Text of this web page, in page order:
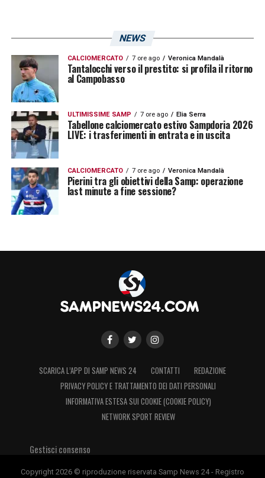
NEWS
CALCIOMERCATO 7 ore ago Veronica Mandalà
Tantalocchi verso il prestito: si profila il ritorno
al Campobasso
ULTIMISSIME SAMP 7 ore ago Elia Serra
Tabellone calciomercato estivo Sampdoria 2026
LIVE: i trasferimenti in entrata e in uscita
CALCIOMERCATO 7 ore ago Veronica Mandalà
Pierini tra gli obiettivi della Samp: operazione
last minute a fine sessione?
SCARICA L’APP DI SAMP NEWS 24 CONTATTI
REDAZIONE
PRIVACY POLICY E TRATTAMENTO DEI DATI PERSONALI
INFORMATIVA ESTESA SUI COOKIE (COOKIE POLICY)
NETWORK SPORT REVIEW
Gestisci consenso
Copyright 2026 © riproduzione riservata Samp News 24 - Registro